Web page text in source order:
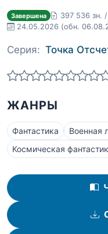
Завершена
397 536 зн.
24.05.2026 (обн.
Серия: Точка
ЖАНРЫ
Фантастика Военная
Космическая